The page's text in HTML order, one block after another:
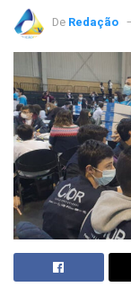
De Redação